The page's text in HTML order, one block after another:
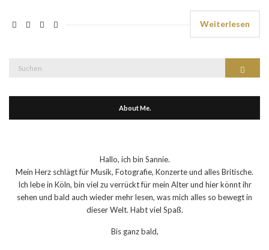
Weiterlesen
About Me.
Hallo, ich bin Sannie.
Mein Herz schlägt für Musik, Fotografie, Konzerte und alles Britische.
Ich lebe in Köln, bin viel zu verrückt für mein Alter und hier könnt ihr
sehen und bald auch wieder mehr lesen, was mich alles so bewegt in
dieser Welt. Habt viel Spaß.
Bis ganz bald,